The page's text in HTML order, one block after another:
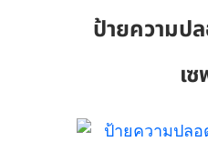
ป้ายความป
เ